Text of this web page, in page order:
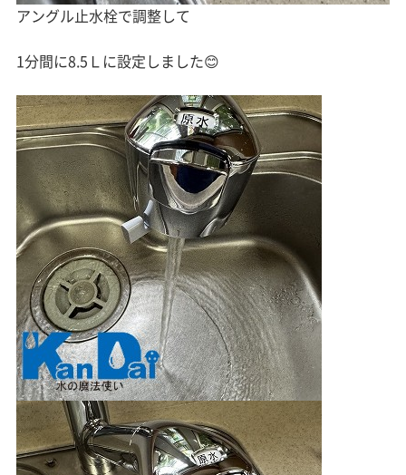
アングル止水栓で調整して
1分間に8.5Ｌに設定しました😊